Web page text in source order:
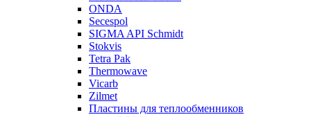
ONDA
Secespol
SIGMA API Schmidt
Stokvis
Tetra Pak
Thermowave
Vicarb
Zilmet
Пластины для теплообменников